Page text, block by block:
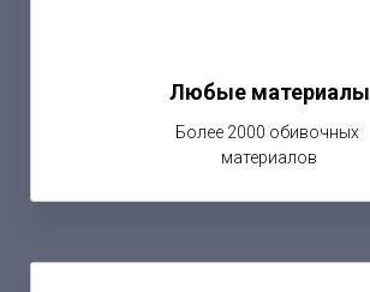
Любые материалы
Более 2000 обивочных
материалов